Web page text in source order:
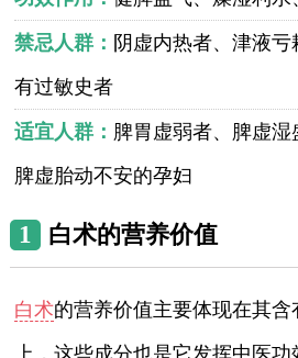
禁忌人群： 阴虚内热者、津液亏
有过敏史者
适宜人群： 脾胃虚弱者、脾虚湿
脾虚胎动不安的孕妇
1 白术的营养价值
白术的营养价值主要体现在其
上，这些成分也是它发挥中医